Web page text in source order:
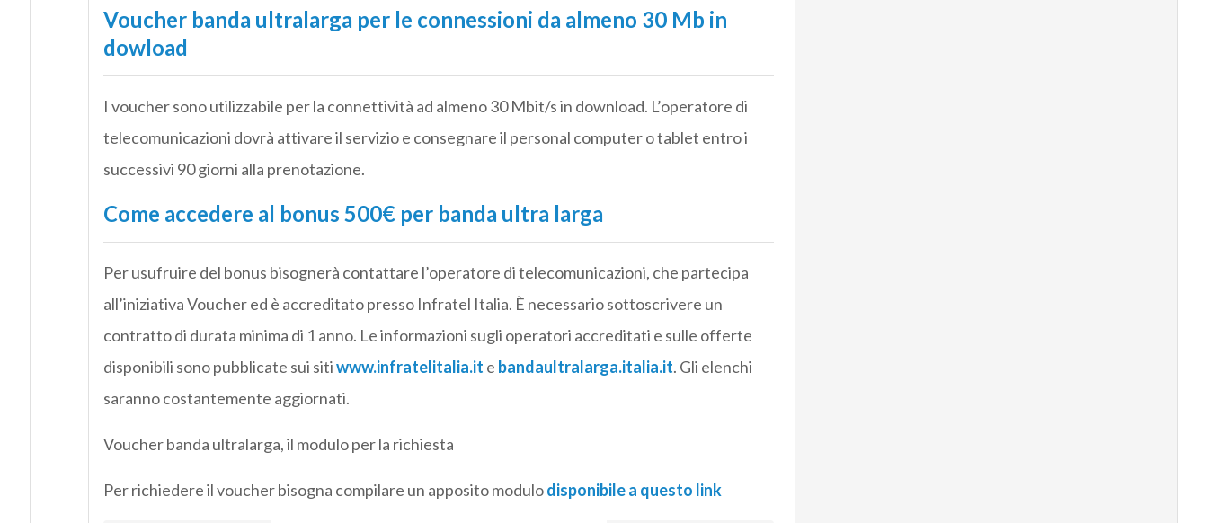
Voucher banda ultralarga per le connessioni da almeno 30 Mb in
dowload
I voucher sono utilizzabile per la connettività ad almeno 30 Mbit/s in download. L’operatore di
telecomunicazioni dovrà attivare il servizio e consegnare il personal computer o tablet entro i
successivi 90 giorni alla prenotazione.
Come accedere al bonus 500€ per banda ultra larga
Per usufruire del bonus bisognerà contattare l’operatore di telecomunicazioni, che partecipa
all’iniziativa Voucher ed è accreditato presso Infratel Italia. È necessario sottoscrivere un
contratto di durata minima di 1 anno. Le informazioni sugli operatori accreditati e sulle offerte
disponibili sono pubblicate sui sitiwww.infratelitalia.it e bandaultralarga.italia.it. Gli elenchi
saranno costantemente aggiornati.
Voucher banda ultralarga, il modulo per la richiesta
Per richiedere il voucher bisogna compilare un apposito modulodisponibile a questo link